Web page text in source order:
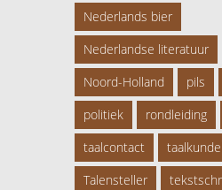
Nederlands bier
Nederlandse literatuur
Noord-Holland
pils
politiek
rondleiding
taalcontact
Talensteller